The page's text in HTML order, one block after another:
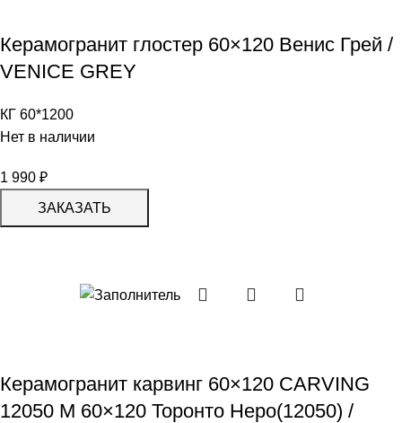
Керамогранит глостер 60×120 Венис Грей /
VENICE GREY
КГ 60*1200
Нет в наличии
1 990 ₽
ЗАКАЗАТЬ
Керамогранит карвинг 60×120 CARVING
12050 M 60×120 Торонто Неро(12050) /